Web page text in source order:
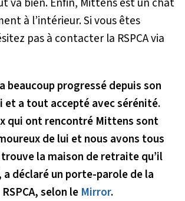
à l’intérieur. Si vous êtes
pas à contacter la RSPCA via
beaucoup progressé depuis son
et a tout accepté avec sérénité.
qui ont rencontré Mittens sont
de lui et nous avons tous
la maison de retraite qu’il
a déclaré un porte-parole de la
RSPCA, selon le Mirror.